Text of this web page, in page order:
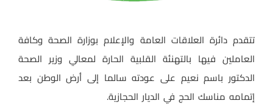
تتقدم دائرة العلاقات العامة والإعلام بوزارة الصحة وكافة
العاملين فيها بالتهنئة القلبية الحارة لمعالي وزير الصحة
الدكتور باسم نعيم على عودته سالما إلى أرض الوطن بعد
إتمامه مناسك الحج في الديار الحجازية.